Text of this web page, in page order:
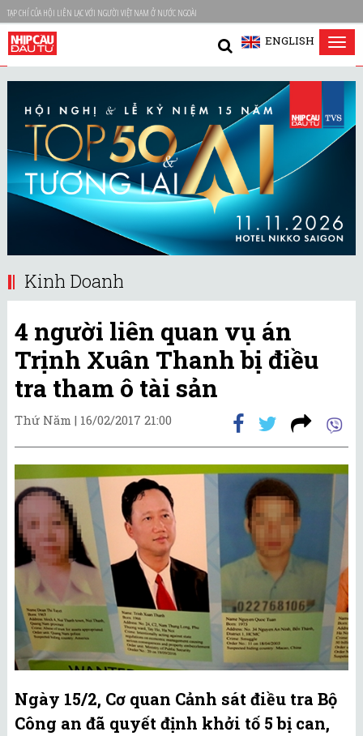
TẠP CHÍ CỦA HỘI LIÊN LẠC VỚI NGƯỜI VIỆT NAM Ở NƯỚC NGOÀI
ENGLISH
Kinh Doanh
4 người liên quan vụ án
Trịnh Xuân Thanh bị điều
tra tham ô tài sản
Thứ Năm | 16/02/2017 21:00
Ngày 15/2, Cơ quan Cảnh sát điều tra Bộ
Công an đã quyết định khởi tố 5 bị can,